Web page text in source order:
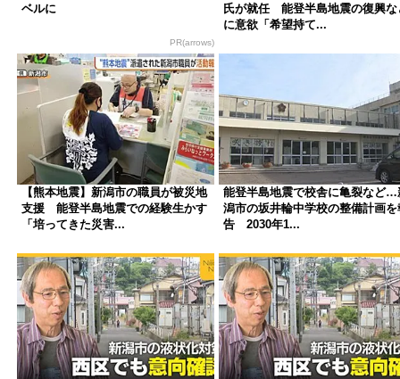
ベルに
PR(arrows)
氏が就任 能登半島地震の復興な
に意欲「希望持て...
【熊本地震】新潟市の職員が被災地
支援 能登半島地震での経験生かす
「培ってきた災害...
能登半島地震で校舎に亀裂など…
潟市の坂井輪中学校の整備計画を
告 2030年1...